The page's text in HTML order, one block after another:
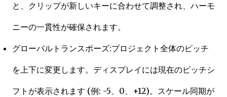
と、クリップが新しいキーに合わせて調整され、ハーモ
ニーの一貫性が確保されます。
グローバルトランスポーズ:プロジェクト全体のピッチ
を上下に変更します。ディスプレイには現在のピッチシ
フトが表示されます (例: -5、0、+12)。スケール同期が